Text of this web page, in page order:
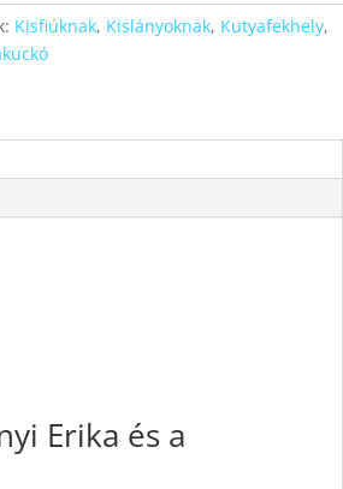
Kisfiúknak, Kislányoknak, Kutyafekhely,
Erika és a